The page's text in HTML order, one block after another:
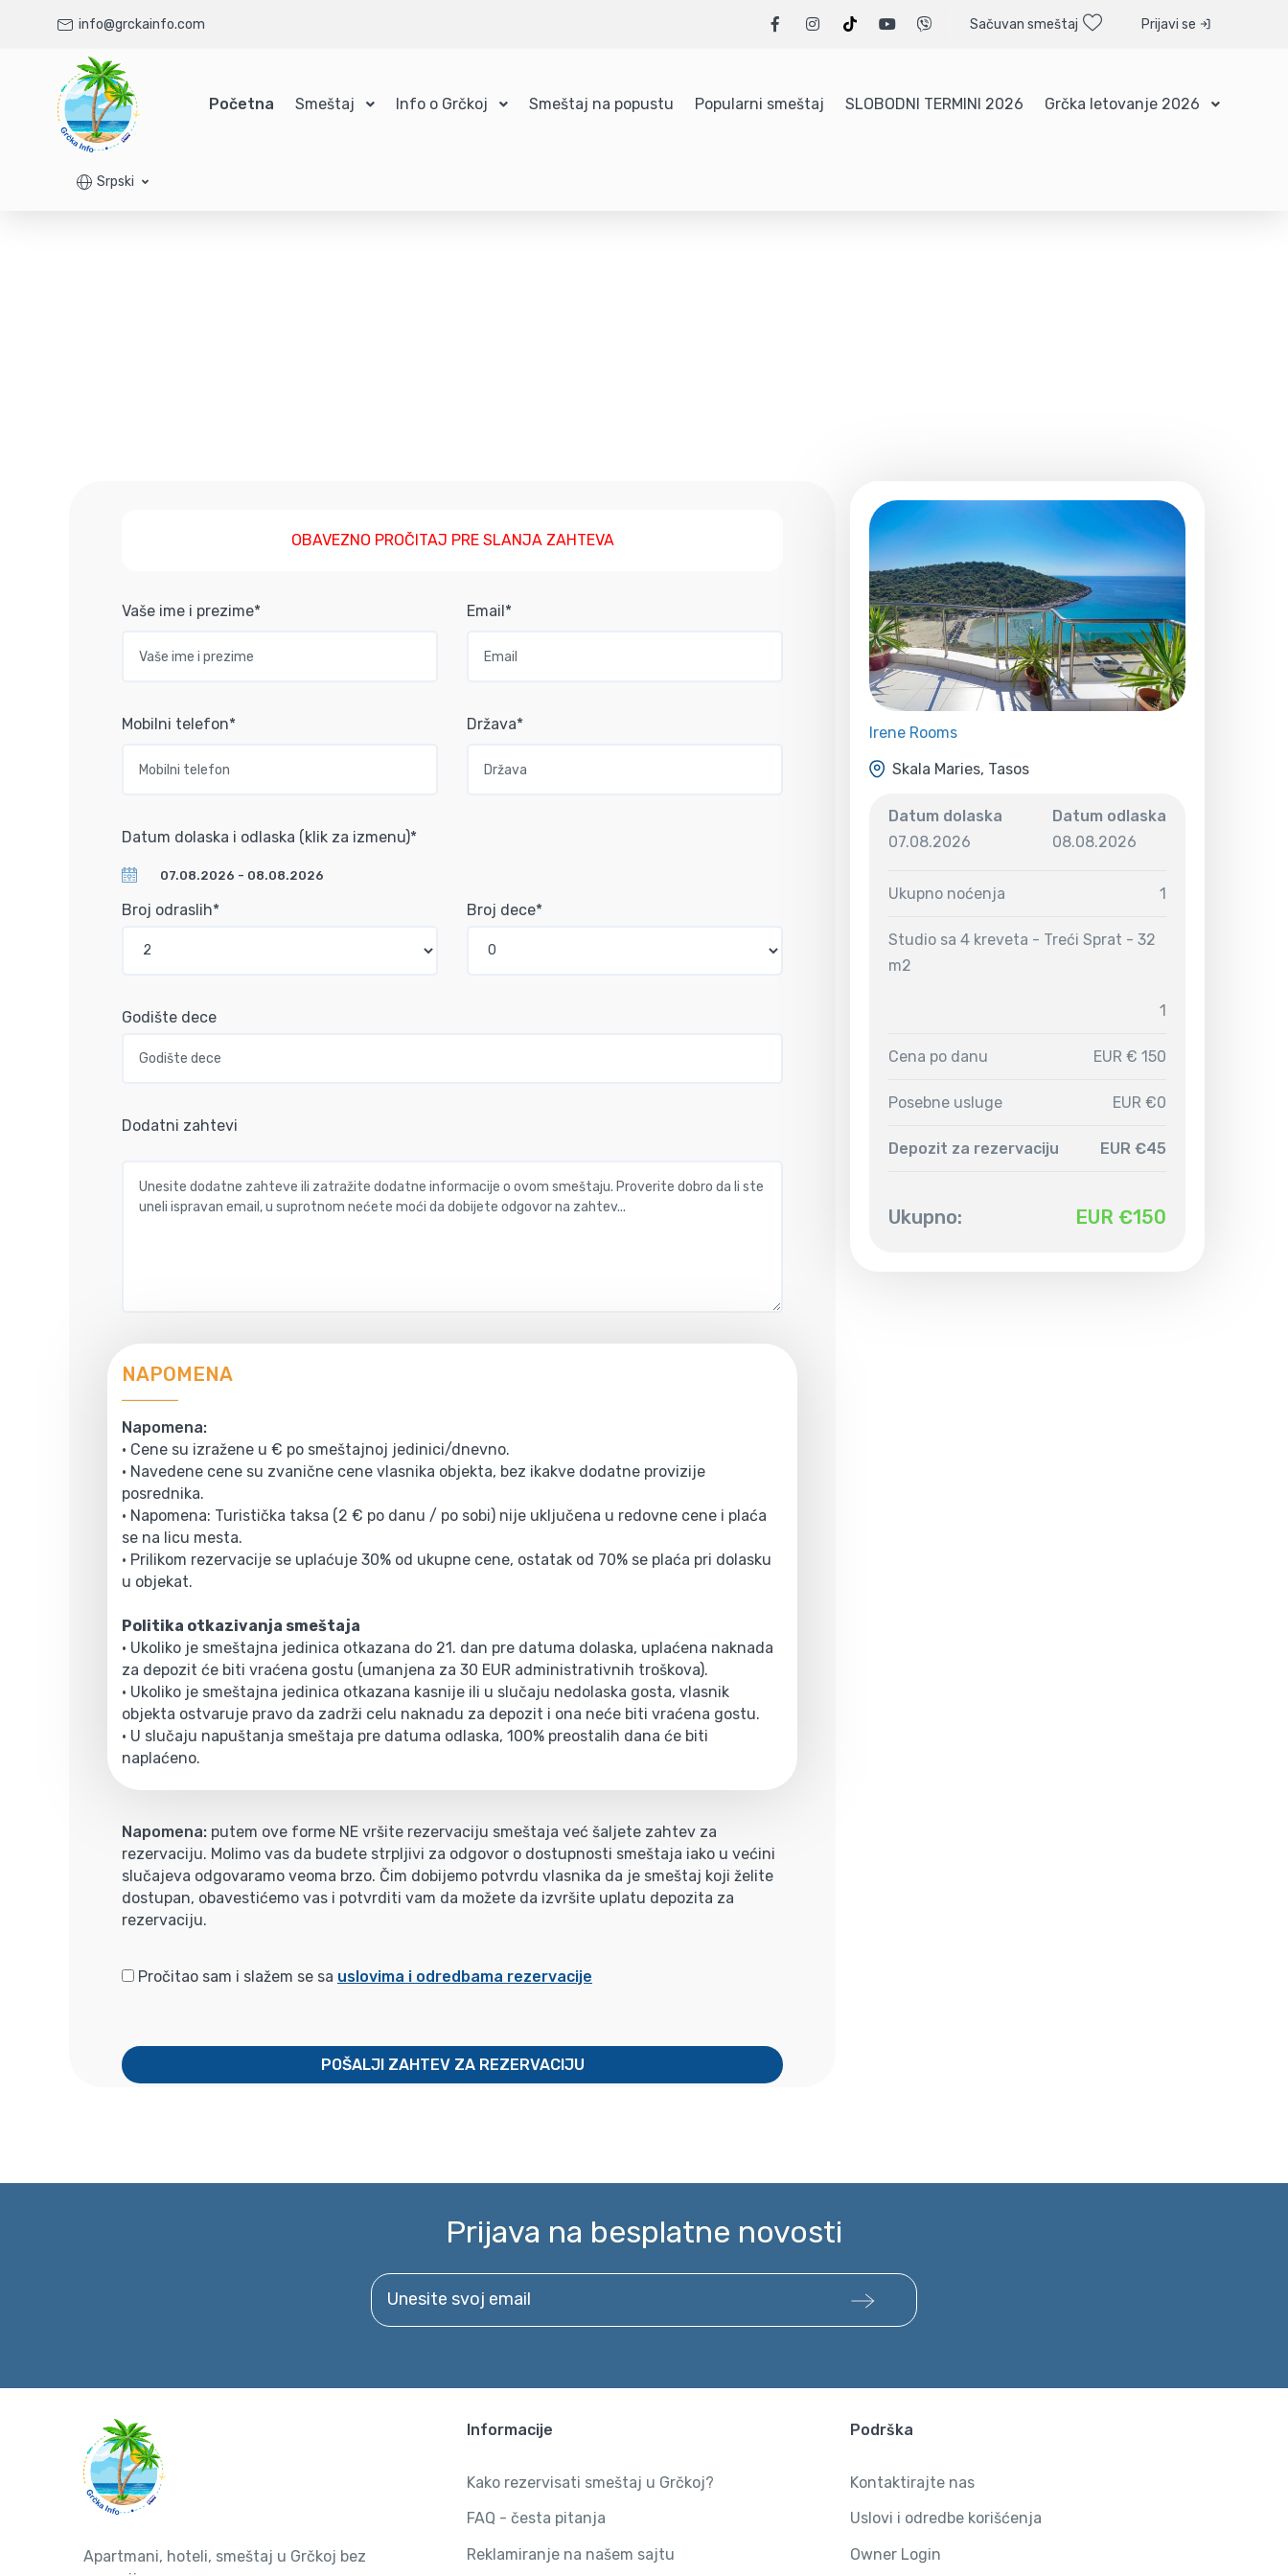
info@grckainfo.com Sačuvan smeštaj Prijavi se
Početna Smeštaj Info o Grčkoj Smeštaj na popustu Popularni smeštaj SLOBODNI TERMINI 2026 Grčka letovanje 2026
Srpski
OBAVEZNO PROČITAJ PRE SLANJA ZAHTEVA
Vaše ime i prezime* Email*
Mobilni telefon* Država*
Datum dolaska i odlaska (klik za izmenu)*
Broj odraslih* Broj dece*
Godište dece
Dodatni zahtevi
NAPOMENA
Napomena:
• Cene su izražene u € po smeštajnoj jedinici/dnevno.
• Navedene cene su zvanične cene vlasnika objekta, bez ikakve dodatne provizije
posrednika.
• Napomena: Turistička taksa (2 € po danu / po sobi) nije uključena u redovne cene i plaća
se na licu mesta.
• Prilikom rezervacije se uplaćuje 30% od ukupne cene, ostatak od 70% se plaća pri dolasku
u objekat.
Politika otkazivanja smeštaja
• Ukoliko je smeštajna jedinica otkazana do 21. dan pre datuma dolaska, uplaćena naknada
za depozit će biti vraćena gostu (umanjena za 30 EUR administrativnih troškova).
• Ukoliko je smeštajna jedinica otkazana kasnije ili u slučaju nedolaska gosta, vlasnik
objekta ostvaruje pravo da zadrži celu naknadu za depozit i ona neće biti vraćena gostu.
• U slučaju napuštanja smeštaja pre datuma odlaska, 100% preostalih dana će biti
naplaćeno.
Napomena: putem ove forme NE vršite rezervaciju smeštaja već šaljete zahtev za
rezervaciju. Molimo vas da budete strpljivi za odgovor o dostupnosti smeštaja iako u većini
slučajeva odgovaramo veoma brzo. Čim dobijemo potvrdu vlasnika da je smeštaj koji želite
dostupan, obavestićemo vas i potvrditi vam da možete da izvršite uplatu depozita za
rezervaciju.
Pročitao sam i slažem se sa uslovima i odredbama rezervacije
POŠALJI ZAHTEV ZA REZERVACIJU
Irene Rooms
Skala Maries, Tasos
Datum dolaska
07.08.2026
Datum odlaska
08.08.2026
Ukupno noćenja 1
Studio sa 4 kreveta - Treći Sprat - 32
m2
1
Cena po danu EUR € 150
Posebne usluge EUR €0
Depozit za rezervaciju EUR €45
Ukupno: EUR €150
Prijava na besplatne novosti
Unesite svoj email
Apartmani, hoteli, smeštaj u Grčkoj bez
Informacije
Kako rezervisati smeštaj u Grčkoj?
FAQ - česta pitanja
Reklamiranje na našem sajtu
Podrška
Kontaktirajte nas
Uslovi i odredbe korišćenja
Owner Login